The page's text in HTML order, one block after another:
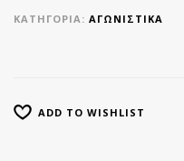
ΚΑΤΗΓΟΡΊΑ: ΑΓΩΝΙΣΤΙΚΑ
ADD TO WISHLIST